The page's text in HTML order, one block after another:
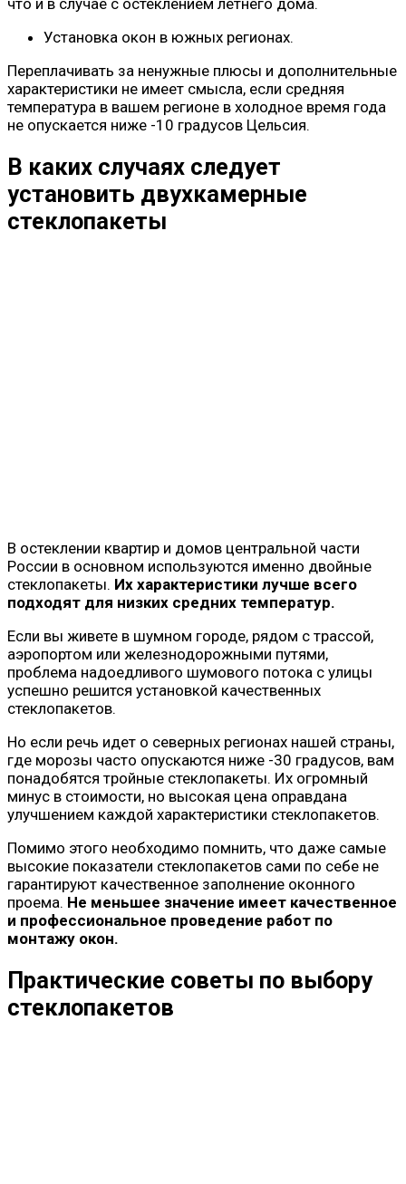
Установка окон в южных регионах.
Переплачивать за ненужные плюсы и дополнительные
характеристики не имеет смысла, если средняя
температура в вашем регионе в холодное время года
не опускается ниже -10 градусов Цельсия.
В каких случаях следует
установить двухкамерные
стеклопакеты
В остеклении квартир и домов центральной части
России в основном используются именно двойные
стеклопакеты. Их характеристики лучше всего
подходят для низких средних температур.
Если вы живете в шумном городе, рядом с трассой,
аэропортом или железнодорожными путями,
проблема надоедливого шумового потока с улицы
успешно решится установкой качественных
стеклопакетов.
Но если речь идет о северных регионах нашей страны,
где морозы часто опускаются ниже -30 градусов, вам
понадобятся тройные стеклопакеты. Их огромный
минус в стоимости, но высокая цена оправдана
улучшением каждой характеристики стеклопакетов.
Помимо этого необходимо помнить, что даже самые
высокие показатели стеклопакетов сами по себе не
гарантируют качественное заполнение оконного
проема. Не меньшее значение имеет качественное
и профессиональное проведение работ по
монтажу окон.
Практические советы по выбору
стеклопакетов